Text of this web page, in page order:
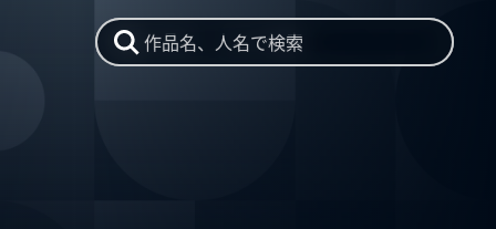
作品名、人名で検索